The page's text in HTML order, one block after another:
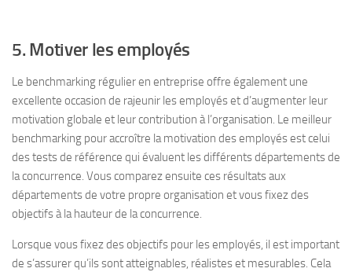
5. Motiver les employés
Le benchmarking régulier en entreprise offre également une
excellente occasion de rajeunir les employés et d’augmenter leur
motivation globale et leur contribution à l’organisation. Le meilleur
benchmarking pour accroître la motivation des employés est celui
des tests de référence qui évaluent les différents départements de
la concurrence. Vous comparez ensuite ces résultats aux
départements de votre propre organisation et vous fixez des
objectifs à la hauteur de la concurrence.
Lorsque vous fixez des objectifs pour les employés, il est important
de s’assurer qu’ils sont atteignables, réalistes et mesurables. Cela